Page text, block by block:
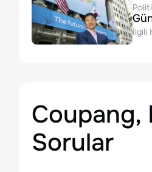
İlgili
Coupang,
Sorular